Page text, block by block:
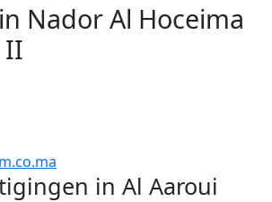
Nador Al Hoceima
II
in Al Aaroui